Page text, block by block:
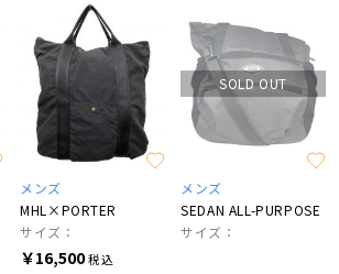
メンズ
MHL×PORTER
サイズ：
￥16,500税込
SOLD OUT
メンズ
SEDAN ALL-PURPOSE
サイズ：